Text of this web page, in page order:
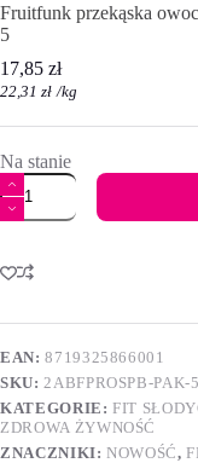
Fruitfunk przekąska
5
17,85 zł
22,31 zł /kg
Na stanie
ilość
Fruitfunk
przekąska
brzoskwinia
Świnka
16g
5
t
r
a
t
i
v
e
EAN:8719325866001
SKU: 2ABFPROSPB-PAK-5
KATEGORIE:FIT
ZDROWA ŻYWNOŚĆ
ZNACZNIKI:NOWOŚĆ,